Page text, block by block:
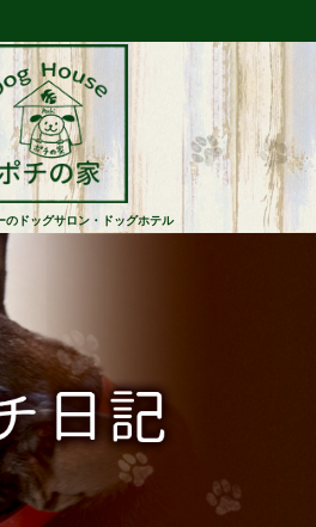
のドッグサロン・ドッグホテル